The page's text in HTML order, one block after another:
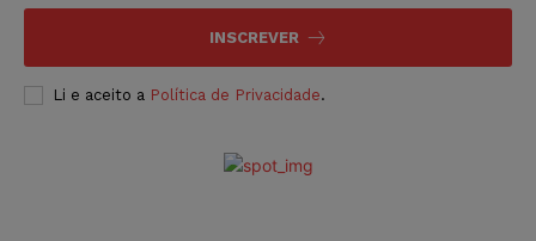
INSCREVER
Li e aceito a Política de Privacidade.